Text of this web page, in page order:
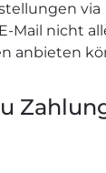
via
Mail nicht
anbieten